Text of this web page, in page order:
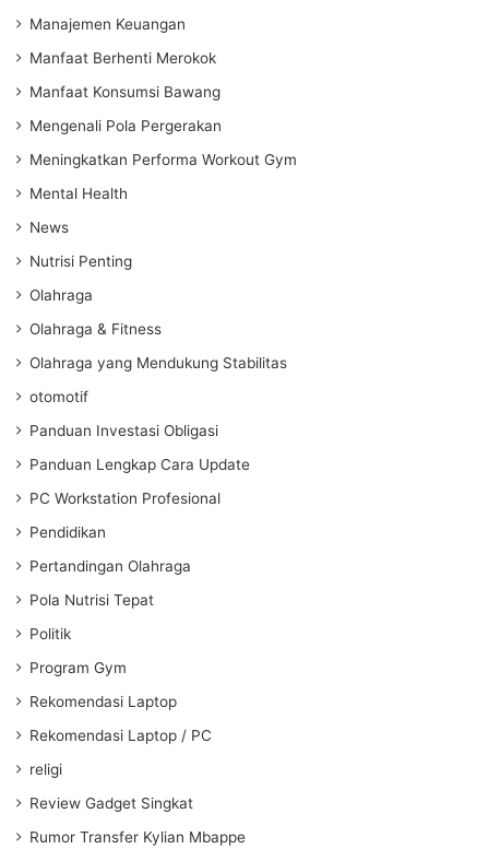
Manajemen Keuangan
Manfaat Berhenti Merokok
Manfaat Konsumsi Bawang
Mengenali Pola Pergerakan
Meningkatkan Performa Workout Gym
Mental Health
News
Nutrisi Penting
Olahraga
Olahraga & Fitness
Olahraga yang Mendukung Stabilitas
otomotif
Panduan Investasi Obligasi
Panduan Lengkap Cara Update
PC Workstation Profesional
Pendidikan
Pertandingan Olahraga
Pola Nutrisi Tepat
Politik
Program Gym
Rekomendasi Laptop
Rekomendasi Laptop / PC
religi
Review Gadget Singkat
Rumor Transfer Kylian Mbappe